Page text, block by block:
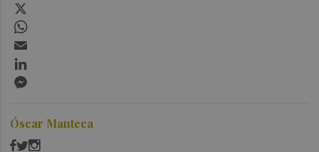
Óscar Manteca